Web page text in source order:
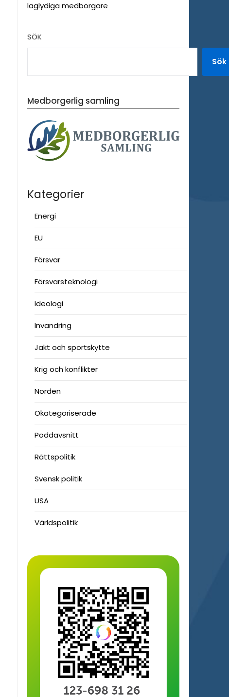
laglydiga medborgare
SÖK
Sök
Medborgerlig samling
Kategorier
Energi
EU
Försvar
Försvarsteknologi
Ideologi
Invandring
Jakt och sportskytte
Krig och konflikter
Norden
Okategoriserade
Poddavsnitt
Rättspolitik
Svensk politik
USA
Världspolitik